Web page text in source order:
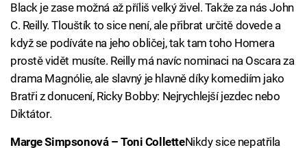
Black je zase možná až příliš velký živel. Takže za nás John
C. Reilly. Tlouštík to sice není, ale přibrat určitě dovede a
když se podíváte na jeho obličej, tak tam toho Homera
prostě vidět musíte. Reilly má navíc nominaci na Oscara za
drama Magnólie, ale slavný je hlavně díky komediím jako
Bratři z donucení, Ricky Bobby: Nejrychlejší jezdec nebo
Diktátor.
Marge Simpsonová – Toni ColletteNikdy sice nepatřila